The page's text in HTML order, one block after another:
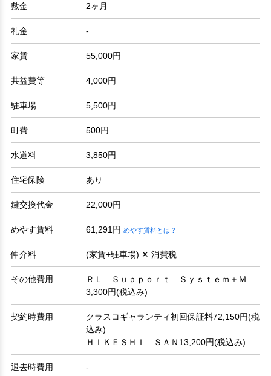
敷金 2ヶ月
礼金 -
家賃 55,000円
共益費等 4,000円
駐車場 5,500円
町費 500円
水道料 3,850円
住宅保険 あり
鍵交換代金 22,000円
めやす賃料 61,291円 めやす賃料とは？
仲介料 (家賃+駐車場) ✕ 消費税
その他費用
ＲＬ Ｓｕｐｐｏｒｔ Ｓｙｓｔｅｍ＋Ｍ
3,300円(税込み)
契約時費用
クラスコギャランティ初回保証料72,150円(税
込み)
ＨＩＫＥＳＨＩ ＳＡＮ13,200円(税込み)
退去時費用 -